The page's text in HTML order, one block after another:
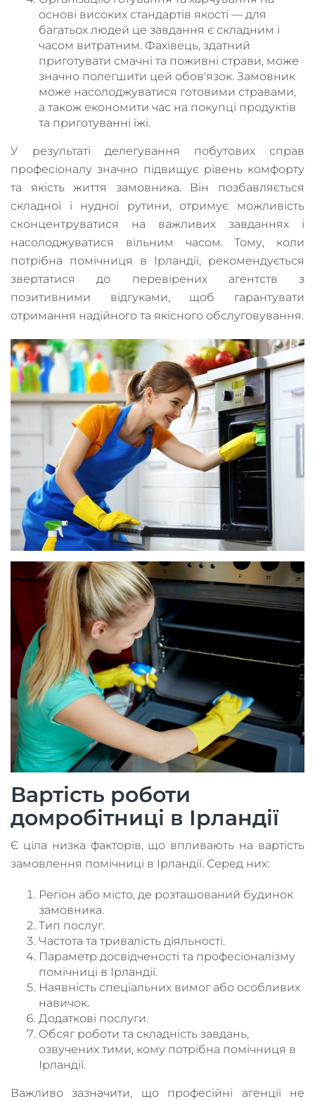
основі високих стандартів якості — для
багатьох людей це завдання є складним і
часом витратним. Фахівець, здатний
приготувати смачні та поживні страви, може
значно полегшити цей обов'язок. Замовник
може насолоджуватися готовими стравами,
а також економити час на покупці продуктів
та приготуванні їжі.
У результаті делегування побутових справ
професіоналу значно підвищує рівень комфорту
та якість життя замовника. Він позбавляється
складної і нудної рутини, отримує можливість
сконцентруватися на важливих завданнях і
насолоджуватися вільним часом. Тому, коли
потрібна помічниця в Ірландії, рекомендується
звертатися до перевірених агентств з
позитивними відгуками, щоб гарантувати
отримання надійного та якісного обслуговування.
Вартість роботи
домробітниці в Ірландії
Є ціла низка факторів, що впливають на вартість
замовлення помічниці в Ірландії. Серед них:
Регіон або місто, де розташований будинок
замовника.
Тип послуг.
Частота та тривалість діяльності.
Параметр досвідченості та професіоналізму
помічниці в Ірландії.
Наявність спеціальних вимог або особливих
навичок.
Додаткові послуги.
Обсяг роботи та складність завдань,
озвучених тими, кому потрібна помічниця в
Ірландії.
Важливо зазначити, що професійні агенції не